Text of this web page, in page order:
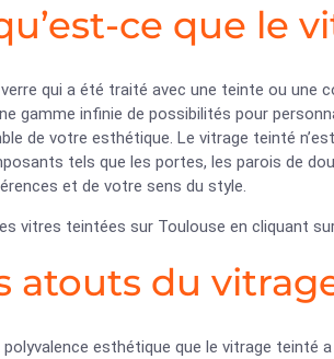
ce que le
qui a été traité avec une teinte ou une
gamme infinie de possibilités pour
de votre esthétique. Le vitrage teinté
tels que les portes, les parois de
et de votre sens du style.
vitres teintées sur Toulouse en cliquant
atouts du
esthétique que le vitrage teinté